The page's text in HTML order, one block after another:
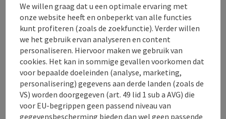
Contact
Openingstijden
Keuken
We willen graag dat u een optimale ervaring met
onze website heeft en onbeperkt van alle functies
kunt profiteren (zoals de zoekfunctie). Verder willen
we het gebruik ervan analyseren en content
personaliseren. Hiervoor maken we gebruik van
cookies. Het kan in sommige gevallen voorkomen dat
voor bepaalde doeleinden (analyse, marketing,
personalisering) gegevens aan derde landen (zoals de
VS) worden doorgegeven (art. 49 lid 1 sub a AVG) die
voor EU-begrippen geen passend niveau van
gegevensbescherming bieden dan wel geen passende